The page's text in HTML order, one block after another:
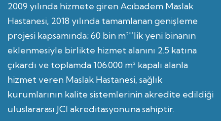
2009 yılında hizmete giren Acıbadem Maslak
Hastanesi, 2018 yılında tamamlanan genişleme
projesi kapsamında; 60 bin m²'’lik yeni binanın
eklenmesiyle birlikte hizmet alanını 2.5 katına
çıkardı ve toplamda 106.000 m² kapalı alanla
hizmet veren Maslak Hastanesi, sağlık
kurumlarının kalite sistemlerinin akredite edildiği
uluslararası JCI akreditasyonuna sahiptir.